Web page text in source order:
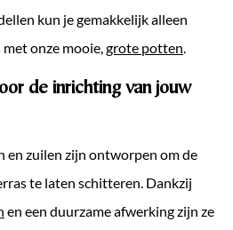
kun je gemakkelijk alleen
onze mooie,grote potten.
de inrichting van jouw
en zuilen zijn ontworpen om de
te laten schitteren. Dankzij
en een duurzame afwerking zijn ze